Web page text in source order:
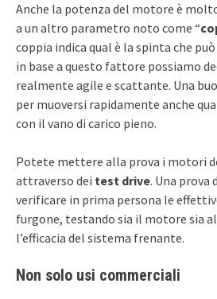
Anche la potenza del motore è
a un altro parametro noto come “
coppia indica qual è la spinta che
in base a questo fattore possiamo
realmente agile e scattante. Una
per muoversi rapidamente anche
con il vano di carico pieno.
Potete mettere alla prova i motori
attraverso dei test drive. Una prova
verificare in prima persona le
furgone, testando sia il motore sia
l’efficacia del sistema frenante.
Non solo usi commerciali